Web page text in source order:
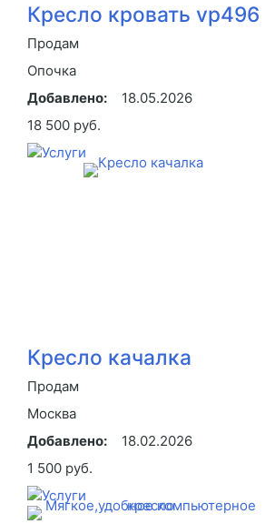
Кресло кровать vp496
Продам
Опочка
Добавлено:
18.05.2026
18 500 руб.
Кресло качалка
Продам
Москва
Добавлено:
18.02.2026
1 500 руб.